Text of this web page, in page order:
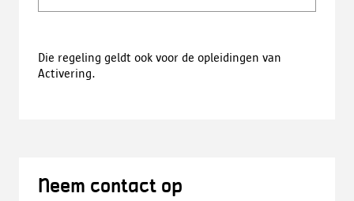
Die regeling geldt ook voor de opleidingen van
Activering.
Neem contact op